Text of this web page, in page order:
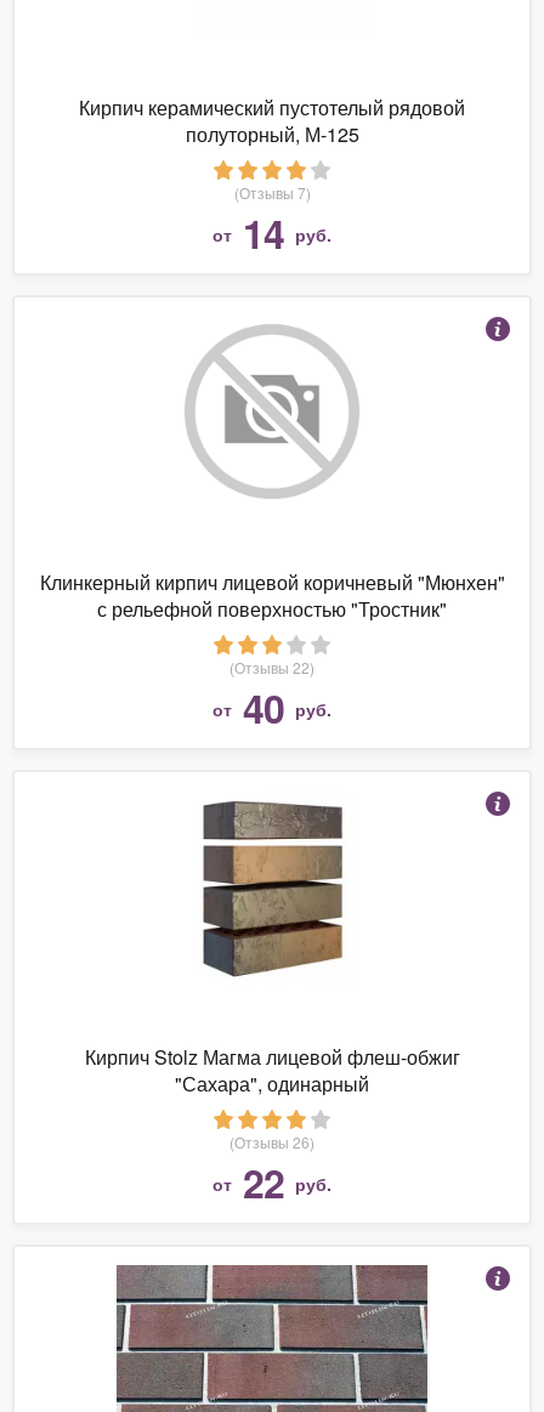
Кирпич керамический пустотелый рядовой
полуторный, М-125
(Отзывы 7)
от 14 руб.
Клинкерный кирпич лицевой коричневый "Мюнхен"
с рельефной поверхностью "Тростник"
(Отзывы 22)
от 40 руб.
Кирпич Stolz Магма лицевой флеш-обжиг
"Сахара", одинарный
(Отзывы 26)
от 22 руб.